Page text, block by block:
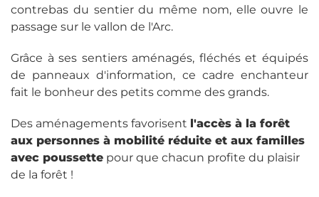
contrebas du sentier du même nom, elle ouvre le
passage sur le vallon de l'Arc.
Grâce à ses sentiers aménagés, fléchés et équipés
de panneaux d'information, ce cadre enchanteur
fait le bonheur des petits comme des grands.
Des aménagements favorisent l'accès à la forêt
aux personnes à mobilité réduite et aux familles
avec poussette pour que chacun profite du plaisir
de la forêt !